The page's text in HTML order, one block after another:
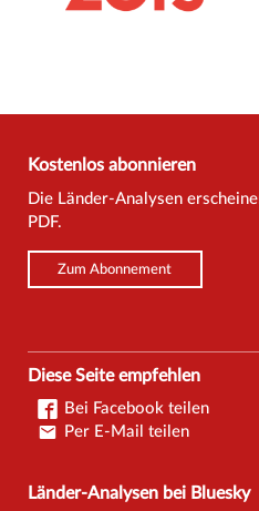
Kostenlos abonnieren
Die Länder-Analysen
PDF.
Zum Abonnement
Diese Seite empfehlen
Bei Facebook teilen
Per E-Mail teilen
Länder-Analysen bei Bluesky